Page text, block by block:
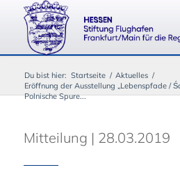
Du bist hier: Startseite / Aktuelles /
Eröffnung der Ausstellung „Lebenspfade /
Polnische Spure...
Mitteilung | 28.03.2019